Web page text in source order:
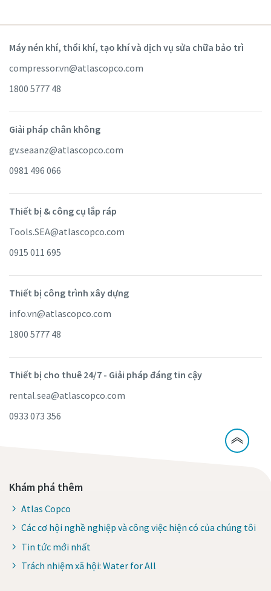
Máy nén khí, thổi khí, tạo khí và dịch vụ sửa chữa bảo trì
compressor.vn@atlascopco.com
1800 5777 48
Giải pháp chân không
gv.seaanz@atlascopco.com
0981 496 066
Thiết bị & công cụ lắp ráp
Tools.SEA@atlascopco.com
0915 011 695
Thiết bị công trình xây dựng
info.vn@atlascopco.com
1800 5777 48
Thiết bị cho thuê 24/7 - Giải pháp đáng tin cậy
rental.sea@atlascopco.com
0933 073 356
Khám phá thêm
Atlas Copco
Các cơ hội nghề nghiệp và công việc hiện có của chúng tôi
Tin tức mới nhất
Trách nhiệm xã hội: Water for All